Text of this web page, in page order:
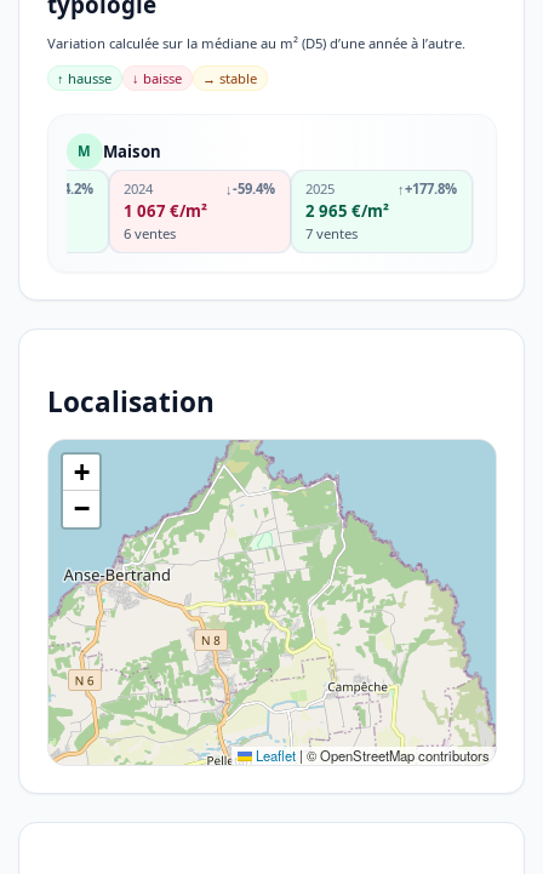
Variation calculée sur la médiane au m² (D5) d’une année à l’autre.
↑ hausse
↓ baisse → stable
M Maison
+34.2% 2024 ↓-59.4%
1 067 €/m²
6 ventes
2025 ↑+177.8%
2 965 €/m²
7 ventes
Localisation
+
−
Leaflet | © OpenStreetMap contributors